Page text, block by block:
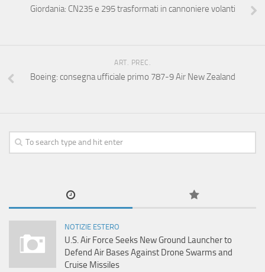
Giordania: CN235 e 295 trasformati in cannoniere volanti
ART. PREC.
Boeing: consegna ufficiale primo 787-9 Air New Zealand
NOTIZIE ESTERO
U.S. Air Force Seeks New Ground Launcher to
Defend Air Bases Against Drone Swarms and
Cruise Missiles